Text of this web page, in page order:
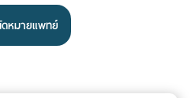
หมายแพทย์